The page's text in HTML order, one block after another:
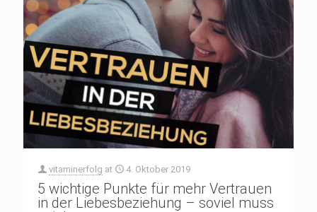
vitaminerfolg at 4. Oktober 2019
5 wichtige Punkte für mehr Vertrauen
in der Liebesbeziehung – soviel muss